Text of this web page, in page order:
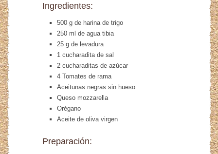
Ingredientes:
500 g de harina de trigo
250 ml de agua tibia
25 g de levadura
1 cucharadita de sal
2 cucharaditas de azúcar
4 Tomates de rama
Aceitunas negras sin hueso
Queso mozzarella
Orégano
Aceite de oliva virgen
Preparación: